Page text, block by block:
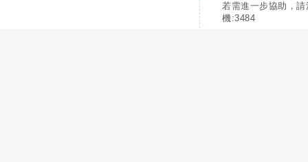
若需進一步協助，
機:3484